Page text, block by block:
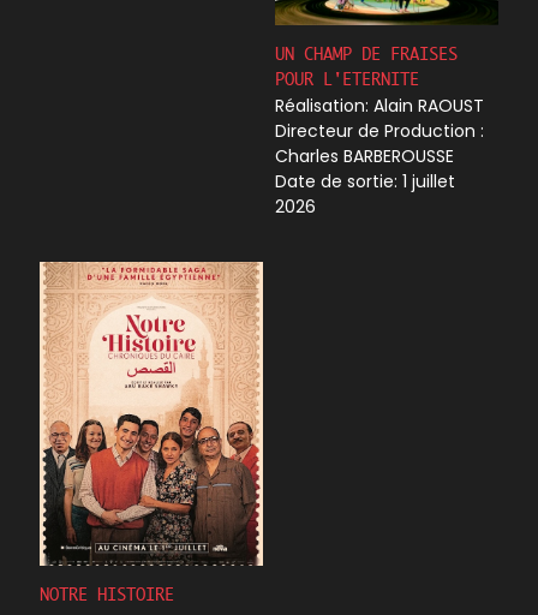
UN CHAMP DE FRAISES
POUR L'ETERNITE
Réalisation: Alain RAOUST
Directeur de Production :
Charles BARBEROUSSE
Date de sortie: 1 juillet
2026
NOTRE HISTOIRE